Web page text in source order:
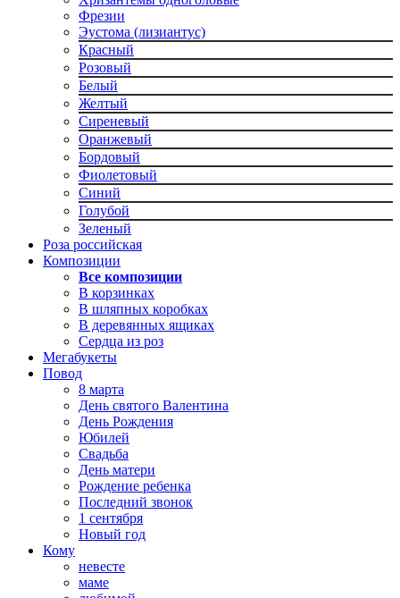
Фрезии
Эустома (лизиантус)
Красный
Розовый
Белый
Желтый
Сиреневый
Оранжевый
Бордовый
Фиолетовый
Синий
Голубой
Зеленый
Роза российская
Композиции
Все композиции
В корзинках
В шляпных коробках
В деревянных ящиках
Сердца из роз
Мегабукеты
Повод
8 марта
День святого Валентина
День Рождения
Юбилей
Свадьба
День матери
Рождение ребенка
Последний звонок
1 сентября
Новый год
Кому
невесте
маме